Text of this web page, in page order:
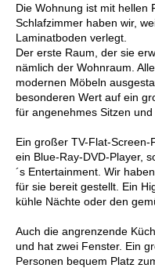
Die Wohnung ist mit hellen
Schlafzimmer haben wir,
Laminatboden verlegt.
Der erste Raum, der sie
nämlich der Wohnraum.
modernen Möbeln
besonderen Wert auf ein
für angenehmes Sitzen
Ein großer TV-Flat-Screen-
ein Blue-Ray-DVD-Player,
´s Entertainment. Wir
für sie bereit gestellt. Ein
kühle Nächte oder den
Auch die angrenzende
und hat zwei Fenster. Ein
Personen bequem Platz